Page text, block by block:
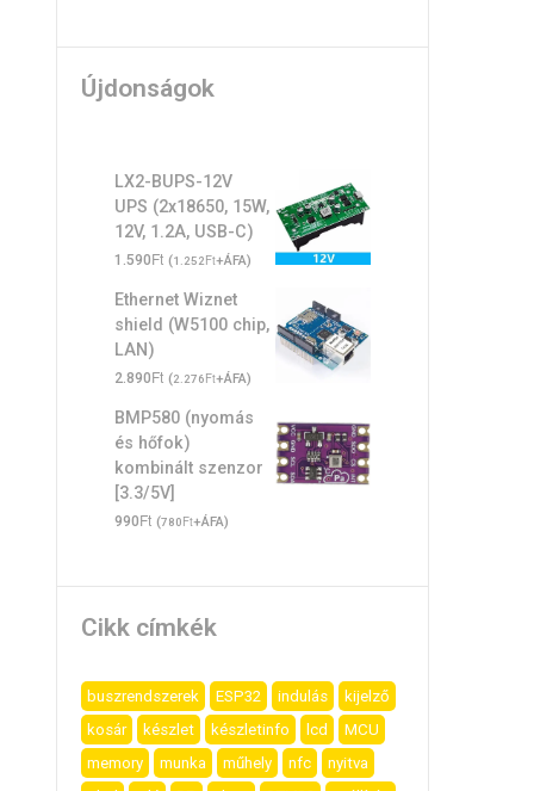
Újdonságok
LX2-BUPS-12V
UPS (2x18650, 15W,
12V, 1.2A, USB-C)
1.590Ft (1.252Ft+ÁFA)
Ethernet Wiznet
shield (W5100 chip,
LAN)
2.890Ft (2.276Ft+ÁFA)
BMP580 (nyomás
és hőfok)
kombinált szenzor
[3.3/5V]
990Ft (780Ft+ÁFA)
Cikk címkék
buszrendszerek ESP32 indulás
kijelző
kosár
készlet készletinfo lcd
MCU
memory
munka műhely nfc
nyitva